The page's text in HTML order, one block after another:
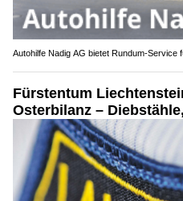
Autohilfe Nadig AG bietet Rundum‑Service
Fürstentum
Osterbilanz –